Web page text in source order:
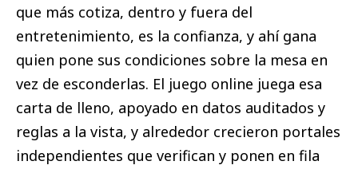
que más cotiza, dentro y fuera del
entretenimiento, es la confianza, y ahí gana
quien pone sus condiciones sobre la mesa en
vez de esconderlas. El juego online juega esa
carta de lleno, apoyado en datos auditados y
reglas a la vista, y alrededor crecieron portales
independientes que verifican y ponen en fila